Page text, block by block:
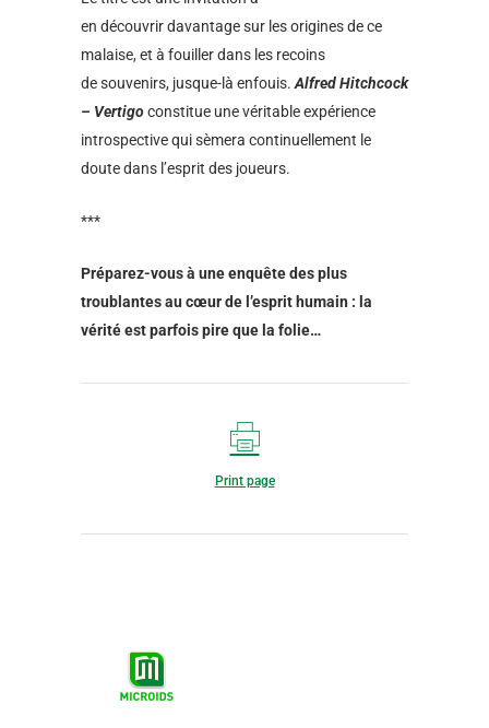
en découvrir davantage sur les origines de ce
malaise, et à fouiller dans les recoins
de souvenirs, jusque-là enfouis. Alfred Hitchcock
– Vertigoconstitue une véritable expérience
introspective qui sèmera continuellement le
doute dans l’esprit des joueurs.
***
Préparez-vous à une enquête des plus
troublantes au cœur de l’esprit humain : la
vérité est parfois pire que la folie…
Print page